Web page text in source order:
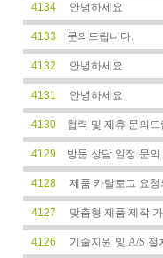
4134 안녕하세요
4133 문의드립니다.
4132 안녕하세요
4131 안녕하세요
4130 협력 및 제휴 문의
4129 방문 상담 일정 문의
4128 제품 카탈로그 요청
4127 맞춤형 제품 제작
4126 기술지원 및 A/S 절